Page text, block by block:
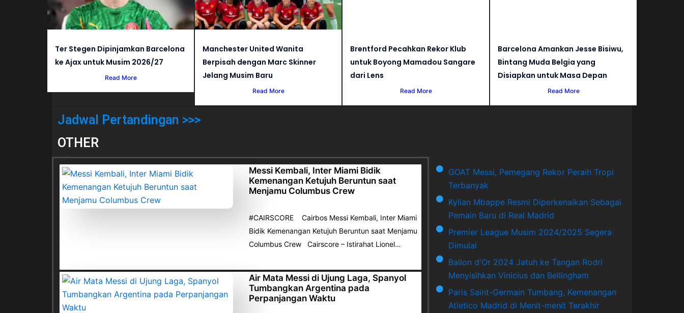
Ter Stegen Dipinjamkan Barcelona
ke Ajax untuk Musim 2026/27
Read More
Manchester United Wanita
Berpisah dengan Marc Skinner
Jelang Musim Baru
Read More
Brentford Pecahkan Rekor Klub
untuk Boyong Mamadou Sangare
dari Lens
Read More
Barcelona Amankan Jesse Bisiwu,
Bintang Muda Belgia yang
Disiapkan untuk Masa Depan
Read More
Jadwal Pertandingan >>>
OTHER
Messi Kembali, Inter Miami Bidik
Kemenangan Ketujuh Beruntun saat
Menjamu Columbus Crew
#CAIRSCORE Cairbos Messi Kembali, Inter Miami
Bidik Kemenangan Ketujuh Beruntun saat Menjamu
Columbus Crew Cairscore – Istirahat Lionel…
Air Mata Messi di Ujung Laga, Spanyol
Tumbangkan Argentina pada
Perpanjangan Waktu
GOAT Messi, Pemegang Rekor Peraih Tropi
Terbanyak
Kylian Mbappe Resmi Diperkenalkan Sebagai
Pemain Baru di Real Madrid
Premier League Musim 2024/2025 Segera
Dimulai
Ballon d'Or 2024 Jatuh ke Tangan Rodri
Menyisihkan Vinicius dan Bellingham
Paris Saint-Germain Tumbang, Kemenangan
Atletico Madrid di Menit-menit Terakhir